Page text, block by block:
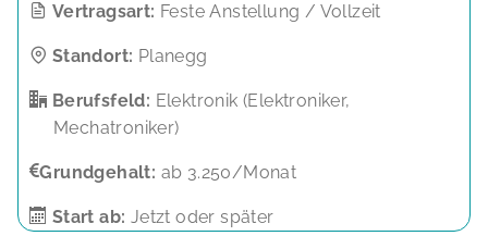
Vertragsart: Feste Anstellung / Vollzeit
Standort: Planegg
Berufsfeld: Elektronik (Elektroniker,
Mechatroniker)
Grundgehalt: ab 3.250/Monat
Start ab: Jetzt oder später